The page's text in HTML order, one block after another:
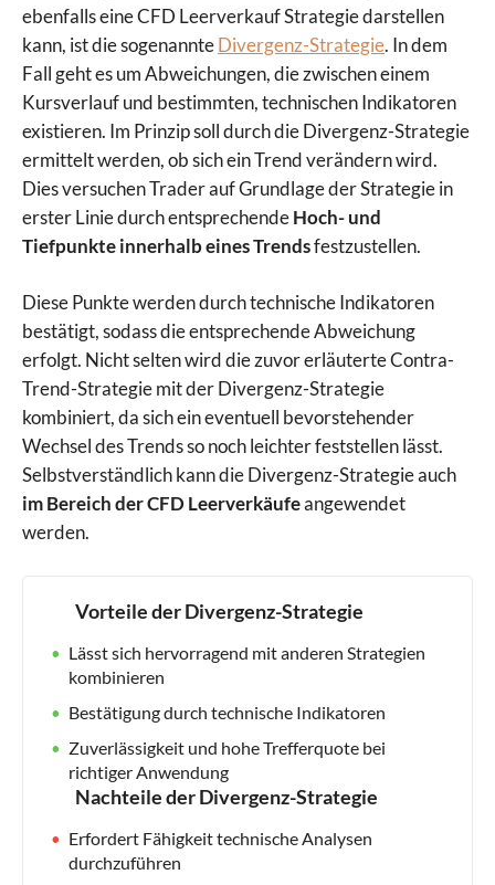
ebenfalls eine CFD Leerverkauf Strategie darstellen
kann, ist die sogenannteDivergenz-Strategie. In dem
Fall geht es um Abweichungen, die zwischen einem
Kursverlauf und bestimmten, technischen Indikatoren
existieren. Im Prinzip soll durch die Divergenz-Strategie
ermittelt werden, ob sich ein Trend verändern wird.
Dies versuchen Trader auf Grundlage der Strategie in
erster Linie durch entsprechendeHoch- und
Tiefpunkte innerhalb eines Trendsfestzustellen.
Diese Punkte werden durch technische Indikatoren
bestätigt, sodass die entsprechende Abweichung
erfolgt. Nicht selten wird die zuvor erläuterte Contra-
Trend-Strategie mit der Divergenz-Strategie
kombiniert, da sich ein eventuell bevorstehender
Wechsel des Trends so noch leichter feststellen lässt.
Selbstverständlich kann die Divergenz-Strategie auch
im Bereich der CFD Leerverkäufeangewendet
werden.
Vorteile der Divergenz-Strategie
Lässt sich hervorragend mit anderen Strategien
kombinieren
Bestätigung durch technische Indikatoren
Zuverlässigkeit und hohe Trefferquote bei
richtiger Anwendung
Nachteile der Divergenz-Strategie
Erfordert Fähigkeit technische Analysen
durchzuführen